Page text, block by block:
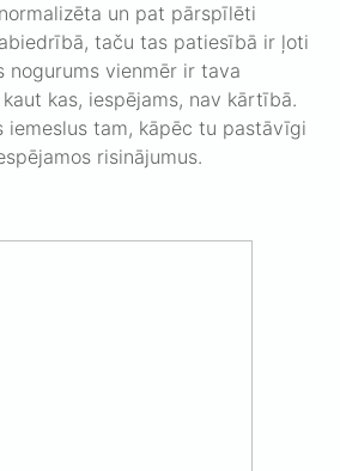
un pat pārspīlēti
taču tas patiesībā ir ļoti
nogurums vienmēr ir tava
kas, iespējams, nav kārtībā.
iemeslus tam, kāpēc tu pastāvīgi
risinājumus.